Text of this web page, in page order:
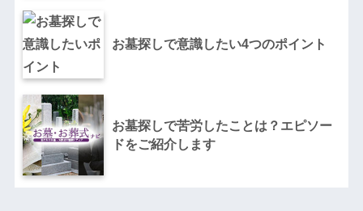
お墓探しで意識したい4つのポイント
お墓探しで苦労したことは？エピソー
ドをご紹介します